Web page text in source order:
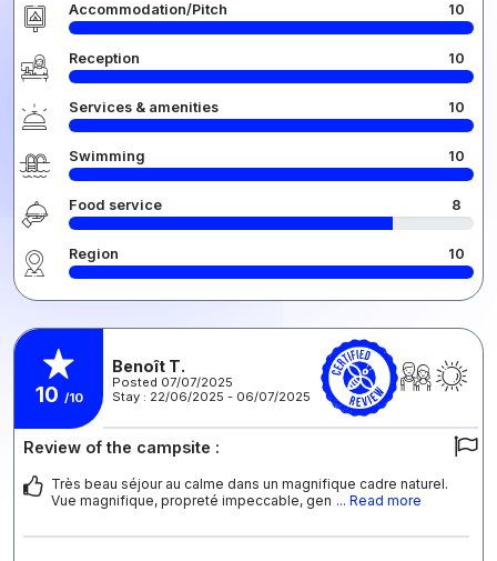
Accommodation/Pitch 10
Reception 10
Services & amenities 10
Swimming 10
Food service 8
Region 10
10 /10
Benoît T.
Posted 07/07/2025
Stay : 22/06/2025 - 06/07/2025
Review of the campsite :
Très beau séjour au calme dans un magnifique cadre naturel.
Vue magnifique, propreté impeccable, gen ... Read more